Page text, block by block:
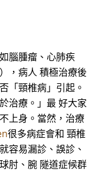
腦腫瘤、心肺疾
，病人 積極治療後
「頸椎病」引起。
治療。」最 好大家
上身。當然，治療
很多病症會和 頸椎
容易漏診、誤診、
肘、腕 隧道症候群